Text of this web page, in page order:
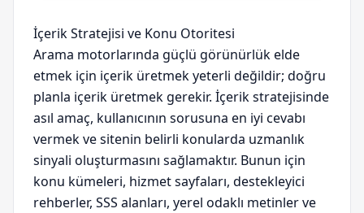
İçerik Stratejisi ve Konu Otoritesi
Arama motorlarında güçlü görünürlük elde
etmek için içerik üretmek yeterli değildir; doğru
planla içerik üretmek gerekir. İçerik stratejisinde
asıl amaç, kullanıcının sorusuna en iyi cevabı
vermek ve sitenin belirli konularda uzmanlık
sinyali oluşturmasını sağlamaktır. Bunun için
konu kümeleri, hizmet sayfaları, destekleyici
rehberler, SSS alanları, yerel odaklı metinler ve